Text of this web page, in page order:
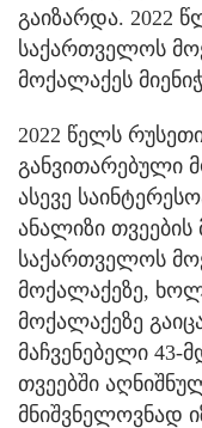
გაიზარდა. 2022
საქართველოს
მოქალაქეს
2022 წელს
განვითარებული
ასევე
ანალიზი თვეების
საქართველოს
მოქალაქეზე,
მოქალაქეზე
მაჩვენებელი 43-
თვეებში
მნიშვნელოვნად